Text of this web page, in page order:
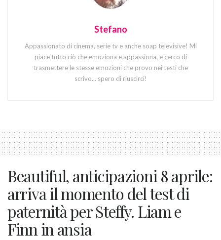
Stefano
Appassionato di cinema, serie tv e anche soap televisive! Mi
piace tutto ciò che emoziona e appassiona, e cerco di
trasmettere le stesse emozioni che provo nei testi che
scrivo... spero di riuscirci!
Beautiful, anticipazioni 8 aprile:
arriva il momento del test di
paternità per Steffy. Liam e
Finn in ansia